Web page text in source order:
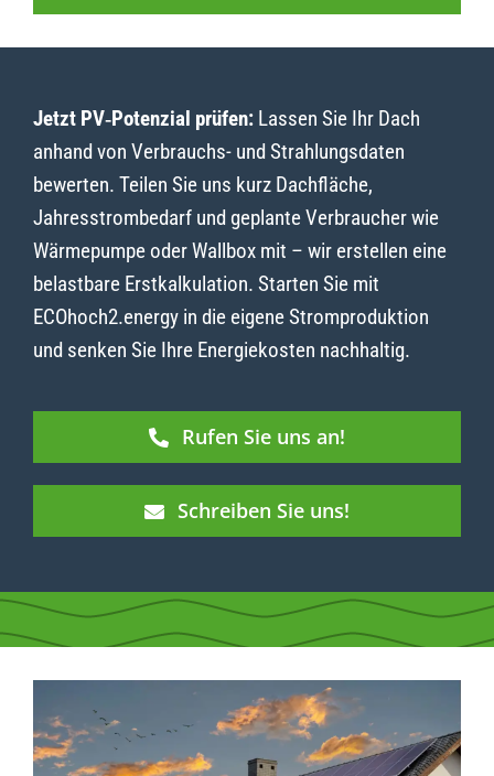
Jetzt PV‑Potenzial prüfen:Lassen Sie Ihr Dach
anhand von Verbrauchs- und Strahlungsdaten
bewerten. Teilen Sie uns kurz Dachfläche,
Jahresstrombedarf und geplante Verbraucher wie
Wärmepumpe oder Wallbox mit – wir erstellen eine
belastbare Erstkalkulation. Starten Sie mit
ECOhoch2.energy in die eigene Stromproduktion
und senken Sie Ihre Energiekosten nachhaltig.
Rufen Sie uns an!
Schreiben Sie uns!